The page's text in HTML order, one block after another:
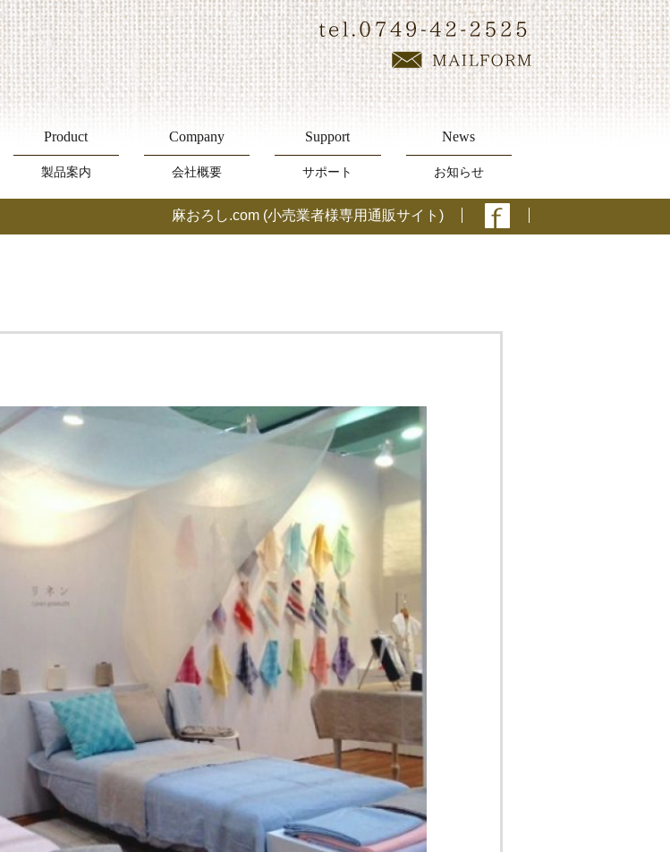
Product
製品案内
Company
会社概要
Support
サポート
News
お知らせ
麻おろし.com (小売業者様専用通販サイト)